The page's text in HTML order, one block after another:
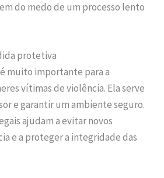
do medo de um processo lento
protetiva
é muito importante para a
vítimas de violência. Ela serve
e garantir um ambiente seguro.
ajudam a evitar novos
e a proteger a integridade das